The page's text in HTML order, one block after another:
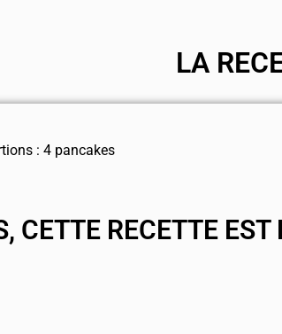
LA
: 4 pancakes
CETTE RECETTE